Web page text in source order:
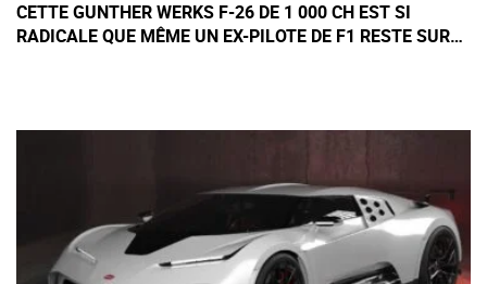
CETTE GUNTHER WERKS F-26 DE 1 000 CH EST SI
RADICALE QUE MÊME UN EX-PILOTE DE F1 RESTE SUR